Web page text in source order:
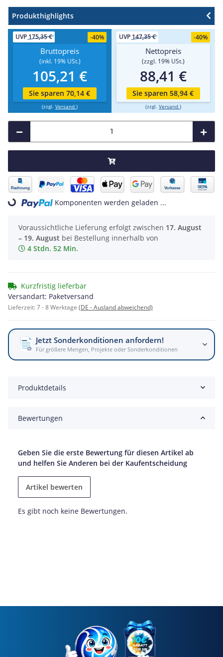
Produkthighlights
UVP 175,35 € -40%
Bruttopreis
(inkl. 19% USt.)
105,21 €
Sie sparen 70,14 €
(zzgl. Versand )
UVP 147,35 € -40%
Nettopreis
(zzgl. 19% USt.)
88,41 €
Sie sparen 58,94 €
(zzgl. Versand )
Loading... Komponenten werden geladen ...
Voraussichtliche Lieferung erfolgt zwischen 17. August
– 19. August bei Bestellung innerhalb von
4 Stdn. 52 Min.
Kurzfristig lieferbar
Versandart: Paketversand
Lieferzeit:7 - 8 Werktage (DE - Ausland abweichend)
Jetzt Sonderkonditionen anfordern!
Für größere Mengen, Projekte oder Sonderkonditionen
Produktdetails
Bewertungen
Geben Sie die erste Bewertung für diesen Artikel ab
und helfen Sie Anderen bei der Kaufentscheidung
Artikel bewerten
Es gibt noch keine Bewertungen.